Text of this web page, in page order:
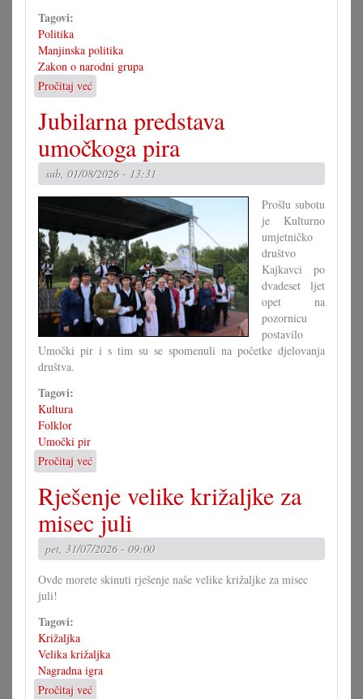
Tagovi:
Politika
Manjinska politika
Zakon o narodni grupa
Pročitaj već
Kako
bi
morao
izgledati
Zakon
o
narodni
grupa?
(II)
Jubilarna predstava
umočkoga pira
sub, 01/08/2026 - 13:31
Prošlu subotu
je Kulturno
umjetničko
društvo
Kajkavci po
dvadeset ljet
opet na
pozornicu
postavilo
Umočki pir i s tim su se spomenuli na početke djelovanja
društva.
Tagovi:
Kultura
Folklor
Umočki pir
Pročitaj već
Jubilarna
predstava
umočkoga
pira
Rješenje velike križaljke za
misec juli
pet, 31/07/2026 - 09:00
Ovde morete skinuti rješenje naše velike križaljke za misec
juli!
Tagovi:
Križaljka
Velika križaljka
Nagradna igra
Pročitaj već